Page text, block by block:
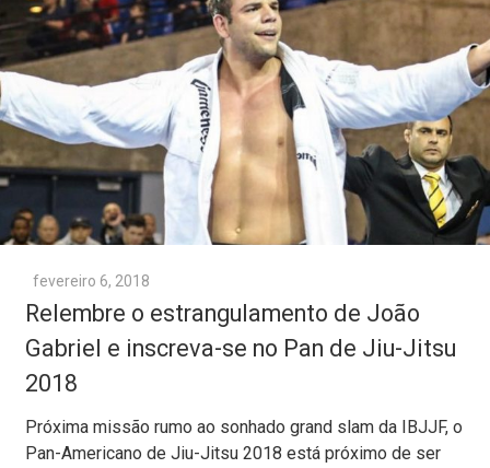
fevereiro 6, 2018
Relembre o estrangulamento de João
Gabriel e inscreva-se no Pan de Jiu-Jitsu
2018
Próxima missão rumo ao sonhado grand slam da IBJJF, o
Pan-Americano de Jiu-Jitsu 2018 está próximo de ser